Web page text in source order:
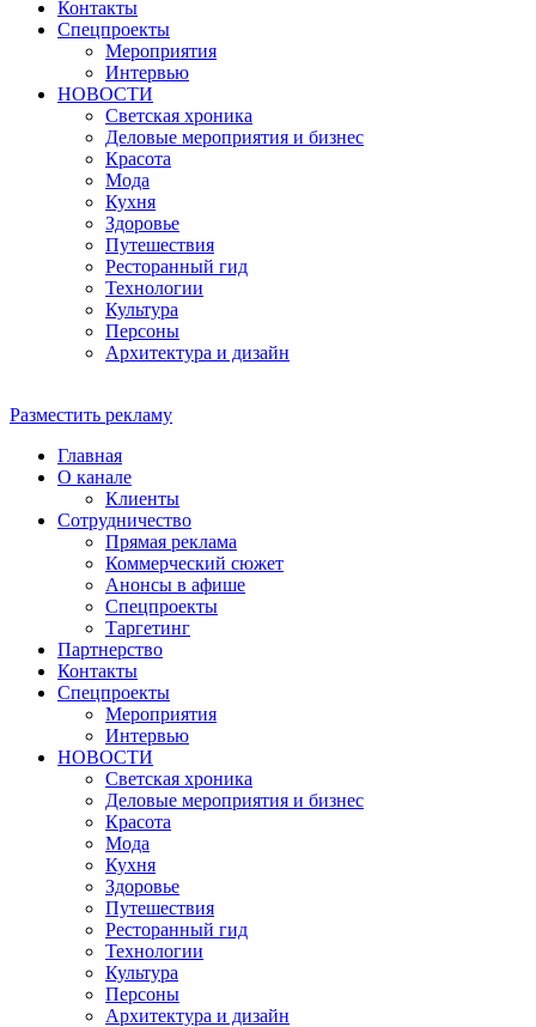
Контакты
Спецпроекты
Мероприятия
Интервью
НОВОСТИ
Светская хроника
Деловые мероприятия и бизнес
Красота
Мода
Кухня
Здоровье
Путешествия
Ресторанный гид
Технологии
Культура
Персоны
Архитектура и дизайн
Разместить рекламу
Главная
О канале
Клиенты
Сотрудничество
Прямая реклама
Коммерческий сюжет
Анонсы в афише
Cпецпроекты
Таргетинг
Партнерство
Контакты
Спецпроекты
Мероприятия
Интервью
НОВОСТИ
Светская хроника
Деловые мероприятия и бизнес
Красота
Мода
Кухня
Здоровье
Путешествия
Ресторанный гид
Технологии
Культура
Персоны
Архитектура и дизайн